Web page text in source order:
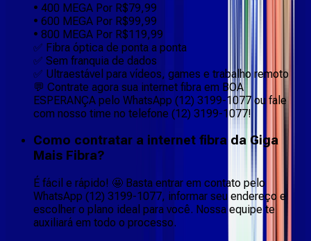
• 400 MEGA Por R$79,99
• 600 MEGA Por R$99,99
• 800 MEGA Por R$119,99
✅ Fibra óptica de ponta a ponta
✅ Sem franquia de dados
✅ Ultraestável para vídeos, games e trabalho remoto
💬 Contrate agora sua internet fibra em BOA
ESPERANÇA pelo WhatsApp (12) 3199-1077 ou fale
com nosso time no telefone (12) 3199-1077!
Como contratar a internet fibra da Giga
Mais Fibra?
É fácil e rápido! 🤩 Basta entrar em contato pelo
WhatsApp (12) 3199-1077, informar seu endereço e
escolher o plano ideal para você. Nossa equipe te
auxiliará em todo o processo.